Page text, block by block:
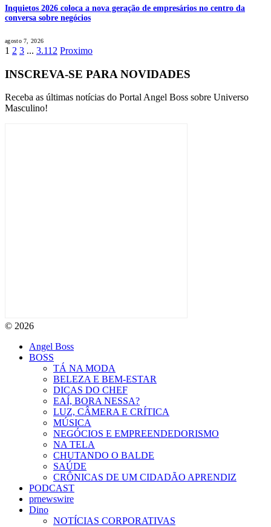
Inquietos 2026 coloca a nova geração de empresários no centro da
conversa sobre negócios
agosto 7, 2026
1 2 3 ... 3.112 Proximo
INSCREVA-SE PARA NOVIDADES
Receba as últimas notícias do Portal Angel Boss sobre Universo
Masculino!
© 2026
Angel Boss
BOSS
TÁ NA MODA
BELEZA E BEM-ESTAR
DICAS DO CHEF
EAÍ, BORA NESSA?
LUZ, CÂMERA E CRÍTICA
MÚSICA
NEGÓCIOS E EMPREENDEDORISMO
NA TELA
CHUTANDO O BALDE
SAÚDE
CRÔNICAS DE UM CIDADÃO APRENDIZ
PODCAST
prnewswire
Dino
NOTÍCIAS CORPORATIVAS